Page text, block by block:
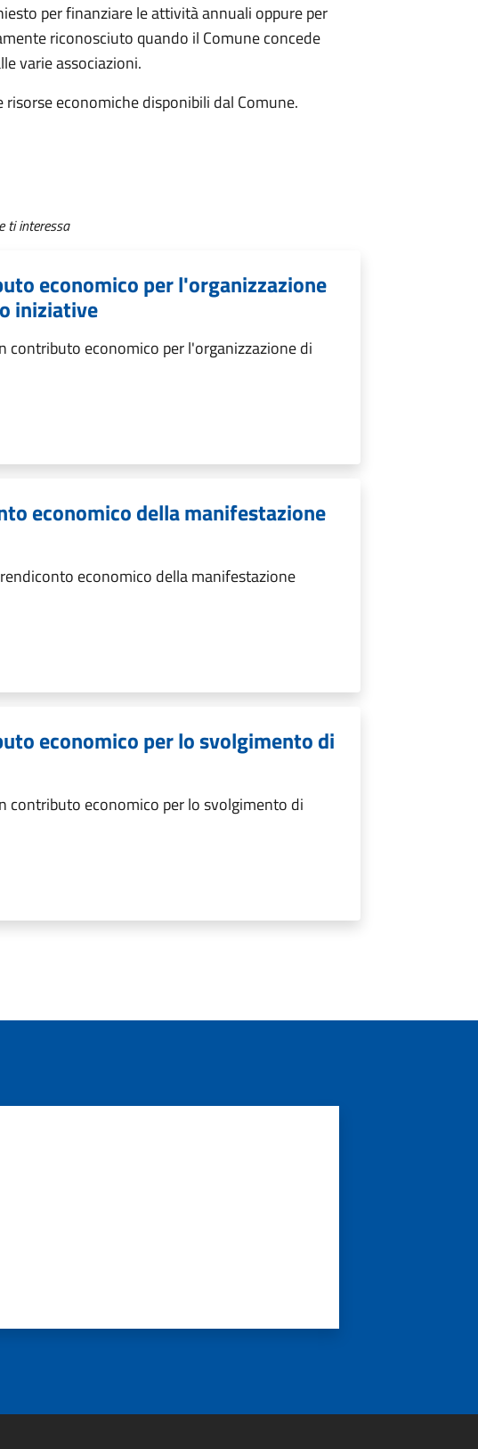
per finanziare le attività annuali oppure per
riconosciuto quando il Comune concede
varie associazioni.
economiche disponibili dal Comune.
ti interessa
economico per l'organizzazione
iniziative
contributo economico per l'organizzazione di
economico della manifestazione
economico della manifestazione
economico per lo svolgimento di
contributo economico per lo svolgimento di